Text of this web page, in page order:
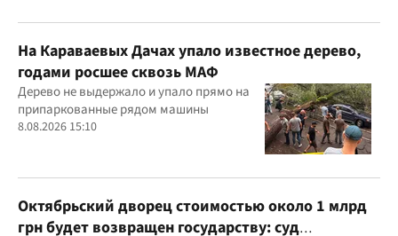
На Караваевых Дачах упало известное дерево,
годами росшее сквозь МАФ
Дерево не выдержало и упало прямо на
припаркованные рядом машины
8.08.2026 15:10
Октябрьский дворец стоимостью около 1 млрд
грн будет возвращен государству: суд